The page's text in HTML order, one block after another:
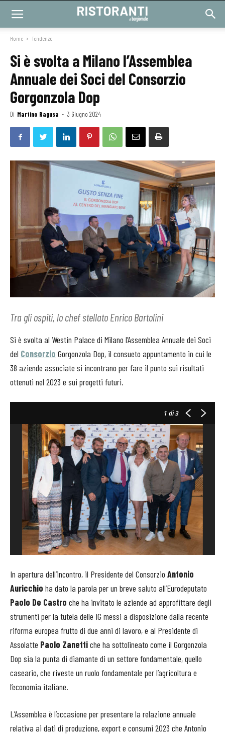
Home Tendenze
Si è svolta a Milano l’Assemblea
Annuale dei Soci del Consorzio
Gorgonzola Dop
Di Martino Ragusa - 3 Giugno 2024
Tra gli ospiti, lo chef stellato Enrico Bartolini
Si è svolta al Westin Palace di Milano l’Assemblea Annuale dei Soci
del Consorzio Gorgonzola Dop, il consueto appuntamento in cui le
38 aziende associate si incontrano per fare il punto sui risultati
ottenuti nel 2023 e sui progetti futuri.
1 di 3
In apertura dell’incontro, il Presidente del Consorzio Antonio
Auricchio ha dato la parola per un breve saluto all’Eurodeputato
Paolo De Castro che ha invitato le aziende ad approfittare degli
strumenti per la tutela delle IG messi a disposizione dalla recente
riforma europea frutto di due anni di lavoro, e al Presidente di
Assolatte Paolo Zanettiche ha sottolineato come il Gorgonzola
Dop sia la punta di diamante di un settore fondamentale, quello
caseario, che riveste un ruolo fondamentale per l’agricoltura e
l’economia italiane.
L’Assemblea è l’occasione per presentare la relazione annuale
relativa ai dati di produzione, export e consumi 2023 che Antonio